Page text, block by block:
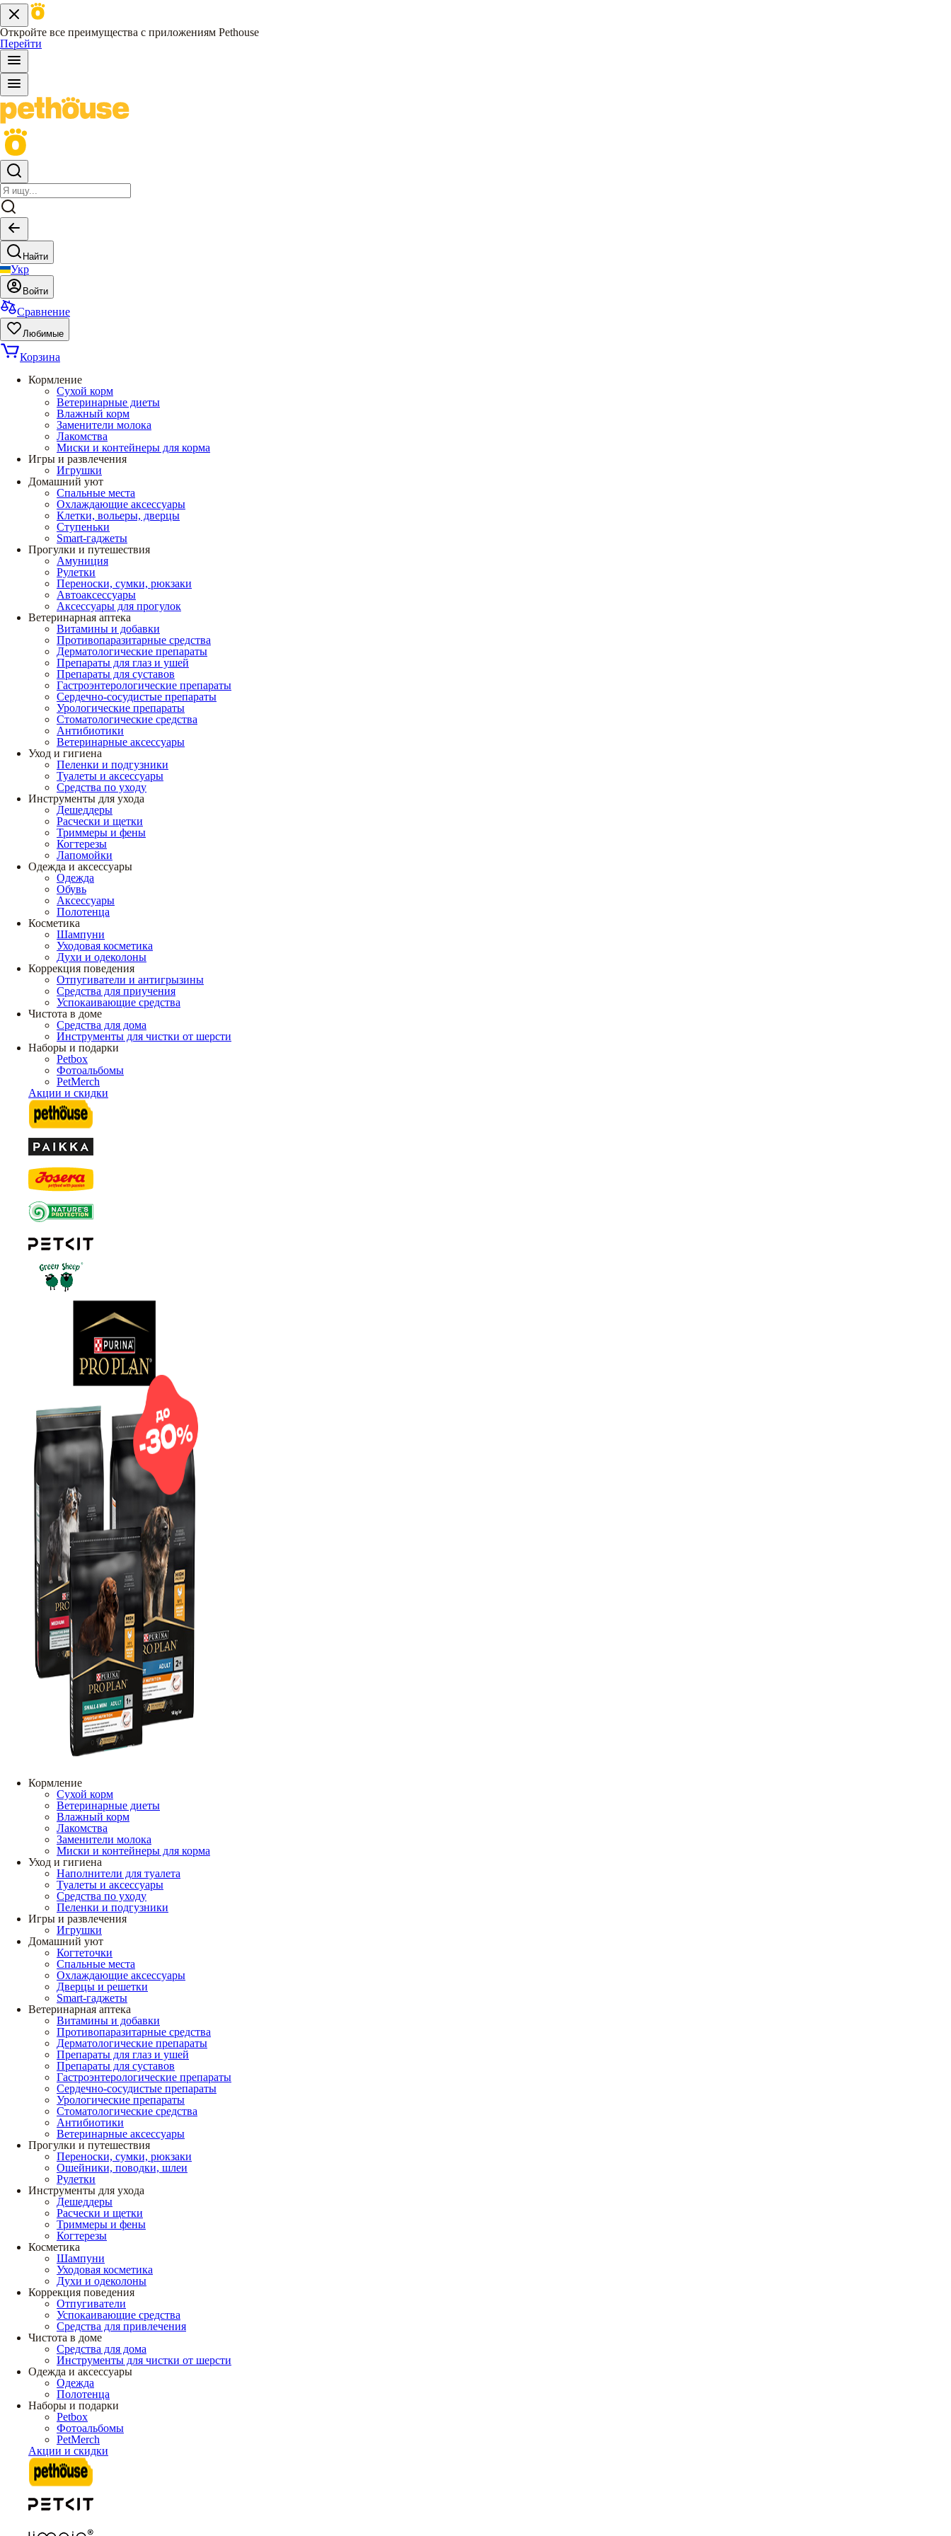
Откройте все преимущества с приложениям Pethouse
Перейти
Найти
Укр
Войти
Сравнение
Любимые
Корзина
Кормление
Сухой корм
Ветеринарные диеты
Влажный корм
Заменители молока
Лакомства
Миски и контейнеры для корма
Игры и развлечения
Игрушки
Домашний уют
Спальные места
Охлаждающие аксессуары
Клетки, вольеры, дверцы
Ступеньки
Smart-гаджеты
Прогулки и путешествия
Амуниция
Рулетки
Переноски, сумки, рюкзаки
Автоаксессуары
Аксессуары для прогулок
Ветеринарная аптека
Витамины и добавки
Противопаразитарные средства
Дерматологические препараты
Препараты для глаз и ушей
Препараты для суставов
Гастроэнтерологические препараты
Сердечно-сосудистые препараты
Урологические препараты
Стоматологические средства
Антибиотики
Ветеринарные аксессуары
Уход и гигиена
Пеленки и подгузники
Туалеты и аксессуары
Средства по уходу
Инструменты для ухода
Дешеддеры
Расчески и щетки
Триммеры и фены
Когтерезы
Лапомойки
Одежда и аксессуары
Одежда
Обувь
Аксессуары
Полотенца
Косметика
Шампуни
Уходовая косметика
Духи и одеколоны
Коррекция поведения
Отпугиватели и антигрызины
Средства для приучения
Успокаивающие средства
Чистота в доме
Средства для дома
Инструменты для чистки от шерсти
Наборы и подарки
Petbox
Фотоальбомы
PetMerch
Акции и скидки
Кормление
Сухой корм
Ветеринарные диеты
Влажный корм
Лакомства
Заменители молока
Миски и контейнеры для корма
Уход и гигиена
Наполнители для туалета
Туалеты и аксессуары
Средства по уходу
Пеленки и подгузники
Игры и развлечения
Игрушки
Домашний уют
Когтеточки
Спальные места
Охлаждающие аксессуары
Дверцы и решетки
Smart-гаджеты
Ветеринарная аптека
Витамины и добавки
Противопаразитарные средства
Дерматологические препараты
Препараты для глаз и ушей
Препараты для суставов
Гастроэнтерологические препараты
Сердечно-сосудистые препараты
Урологические препараты
Стоматологические средства
Антибиотики
Ветеринарные аксессуары
Прогулки и путешествия
Переноски, сумки, рюкзаки
Ошейники, поводки, шлеи
Рулетки
Инструменты для ухода
Дешеддеры
Расчески и щетки
Триммеры и фены
Когтерезы
Косметика
Шампуни
Уходовая косметика
Духи и одеколоны
Коррекция поведения
Отпугиватели
Успокаивающие средства
Средства для привлечения
Чистота в доме
Средства для дома
Инструменты для чистки от шерсти
Одежда и аксессуары
Одежда
Полотенца
Наборы и подарки
Petbox
Фотоальбомы
PetMerch
Акции и скидки